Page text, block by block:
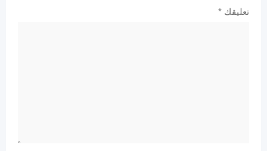
تعليقك *